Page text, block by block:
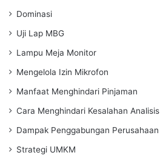
Dominasi
Uji Lap MBG
Lampu Meja Monitor
Mengelola Izin Mikrofon
Manfaat Menghindari Pinjaman
Cara Menghindari Kesalahan Analisis
Dampak Penggabungan Perusahaan
Strategi UMKM